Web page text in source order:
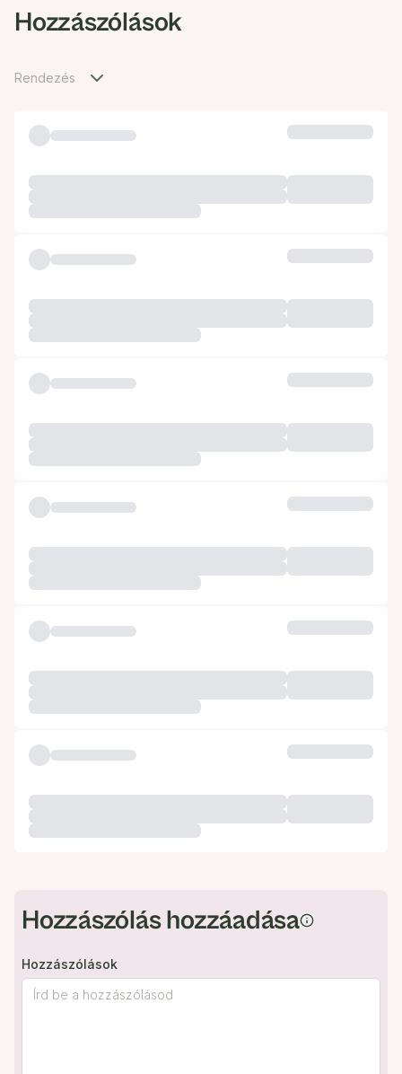
Hozzászólások
Rendezés
Hozzászólás hozzáadása
Hozzászólások